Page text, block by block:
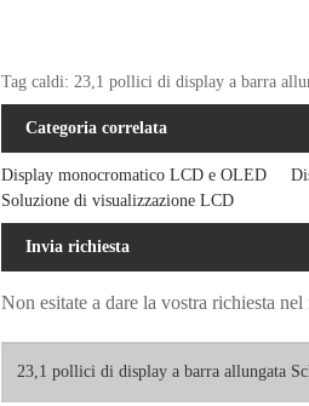
Tag caldi: 23,1 pollici di display a barra
Categoria correlata
Display monocromatico LCD e OLED
Soluzione di visualizzazione LCD
Invia richiesta
Non esitate a dare la vostra richiesta